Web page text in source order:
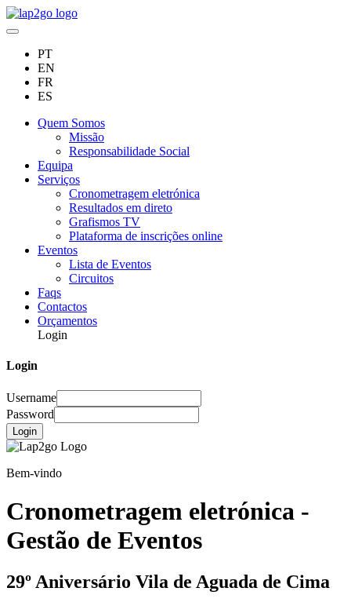
PT
EN
FR
ES
Quem Somos
Missão
Responsabilidade Social
Equipa
Serviços
Cronometragem eletrónica
Resultados em direto
Grafismos TV
Plataforma de inscrições online
Eventos
Lista de Eventos
Circuitos
Faqs
Contactos
Orçamentos
Login
Login
Username
Password
Login
Bem-vindo
Cronometragem eletrónica -
Gestão de Eventos
29º Aniversário Vila de Aguada de Cima